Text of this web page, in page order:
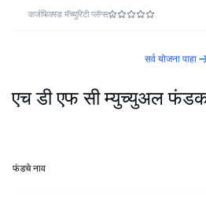
कर्जफिक्स्ड मॅच्युरिटी प्लॅन्स
सर्व योजना पाहा
एच डी एफ सी म्युच्युअल
फंडचे नाव